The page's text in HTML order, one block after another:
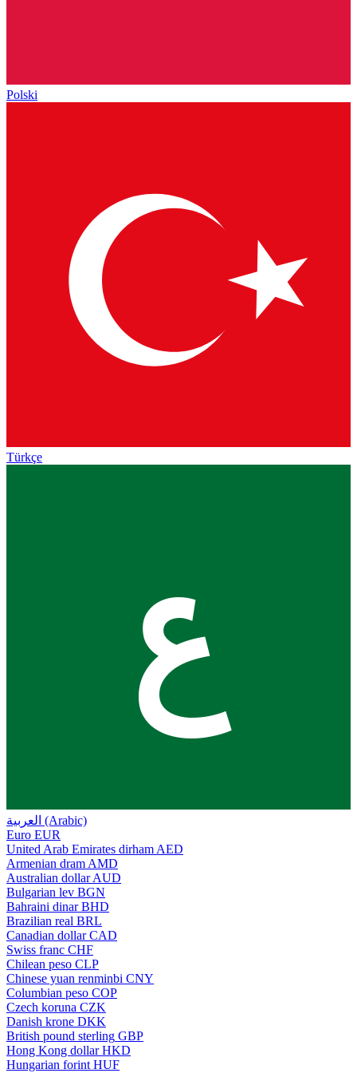
Polski
Türkçe
ع
العربية (Arabic)
Euro EUR
United Arab Emirates dirham AED
Armenian dram AMD
Australian dollar AUD
Bulgarian lev BGN
Bahraini dinar BHD
Brazilian real BRL
Canadian dollar CAD
Swiss franc CHF
Chilean peso CLP
Chinese yuan renminbi CNY
Columbian peso COP
Czech koruna CZK
Danish krone DKK
British pound sterling GBP
Hong Kong dollar HKD
Hungarian forint HUF